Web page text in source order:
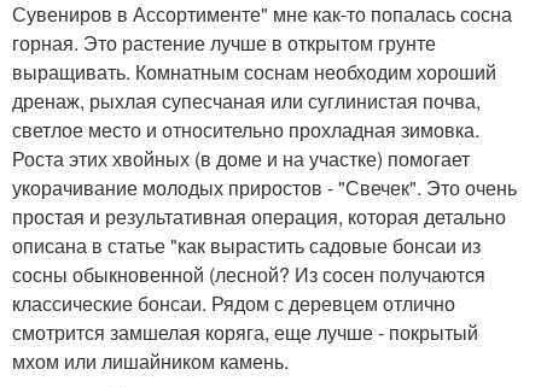
Сувениров в Ассортименте" мне как-то попалась сосна
горная. Это растение лучше в открытом грунте
выращивать. Комнатным соснам необходим хороший
дренаж, рыхлая супесчаная или суглинистая почва,
светлое место и относительно прохладная зимовка.
Роста этих хвойных (в доме и на участке) помогает
укорачивание молодых приростов - "Свечек". Это очень
простая и результативная операция, которая детально
описана в статье "как вырастить садовые бонсаи из
сосны обыкновенной (лесной? Из сосен получаются
классические бонсаи. Рядом с деревцем отлично
смотрится замшелая коряга, еще лучше - покрытый
мхом или лишайником камень.